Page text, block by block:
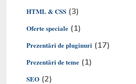
HTML & CSS (3)
Oferte speciale (1)
Prezentări de pluginuri (17)
Prezentări de teme (1)
SEO (2)